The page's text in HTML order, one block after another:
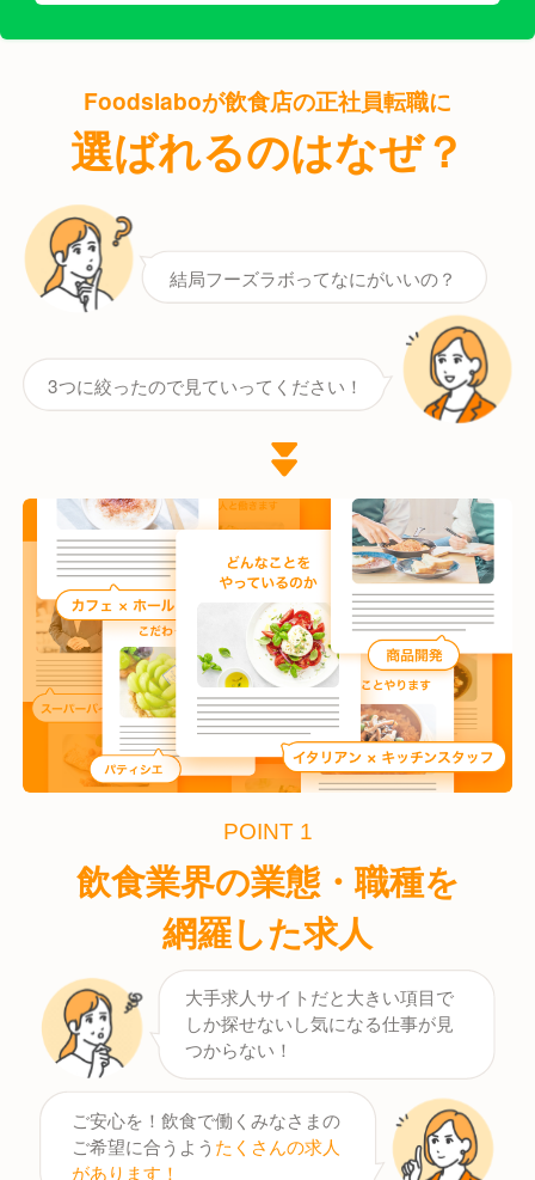
Foodslaboが飲食店の正社員転職に
選ばれるのはなぜ？
結局フーズラボってなにがいいの？
3つに絞ったので見ていってください！
POINT 1
飲食業界の業態・職種を
網羅した求人
大手求人サイトだと大きい項目で
しか探せないし気になる仕事が見
つからない！
ご安心を！飲食で働くみなさまの
ご希望に合うよう たくさんの求人
があります！